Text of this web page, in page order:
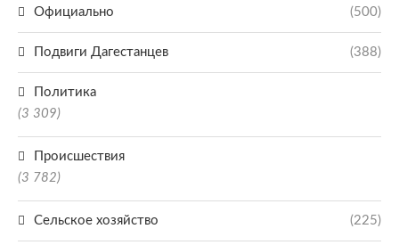
Официально (500)
Подвиги Дагестанцев (388)
Политика
(3 309)
Происшествия
(3 782)
Сельское хозяйство (225)